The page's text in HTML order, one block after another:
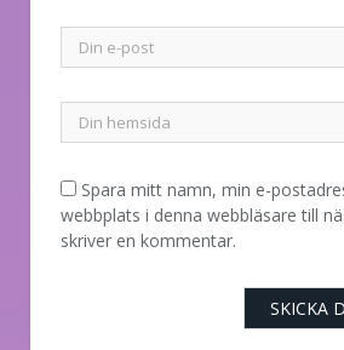
Spara mitt namn, min e-
webbplats i denna webbläsare till
skriver en kommentar.